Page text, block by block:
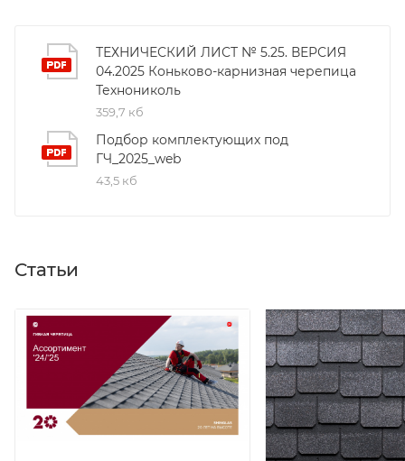
ТЕХНИЧЕСКИЙ ЛИСТ № 5.25. ВЕРСИЯ
04.2025 Коньково-карнизная черепица
Технониколь
359,7 кб
Подбор комплектующих под
ГЧ_2025_web
43,5 кб
Статьи